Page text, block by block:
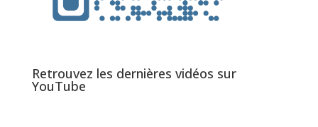
Retrouvez les dernières vidéos sur
YouTube